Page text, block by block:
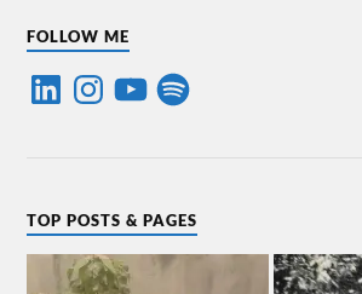
FOLLOW ME
TOP POSTS & PAGES